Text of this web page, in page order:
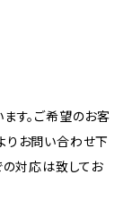
す。ご希望のお客
りお問い合わせ下
の対応は致してお